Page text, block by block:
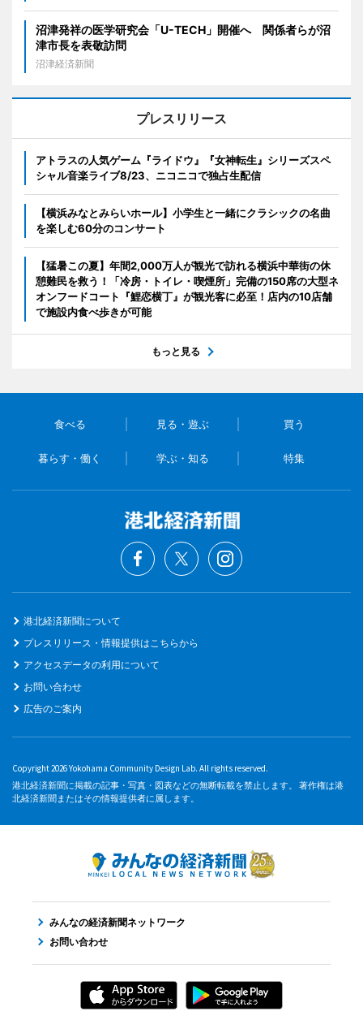
沼津発祥の医学研究会「U-TECH」開催へ 関係者らが沼
津市長を表敬訪問
沼津経済新聞
プレスリリース
アトラスの人気ゲーム『ライドウ』『女神転生』シリーズスペ
シャル音楽ライブ8/23、ニコニコで独占生配信
【横浜みなとみらいホール】小学生と一緒にクラシックの名曲
を楽しむ60分のコンサート
【猛暑この夏】年間2,000万人が観光で訪れる横浜中華街の休
憩難民を救う！「冷房・トイレ・喫煙所」完備の150席の大型ネ
オンフードコート『鯉恋横丁』が観光客に必至！店内の10店舗
で施設内食べ歩きが可能
もっと見る
食べる 見る・遊ぶ 買う
暮らす・働く 学ぶ・知る 特集
港北経済新聞について
プレスリリース・情報提供はこちらから
アクセスデータの利用について
お問い合わせ
広告のご案内
Copyright 2026 Yokohama Community Design Lab. All rights reserved.
港北経済新聞に掲載の記事・写真・図表などの無断転載を禁止します。 著作権は港
北経済新聞またはその情報提供者に属します。
みんなの経済新聞ネットワーク
お問い合わせ